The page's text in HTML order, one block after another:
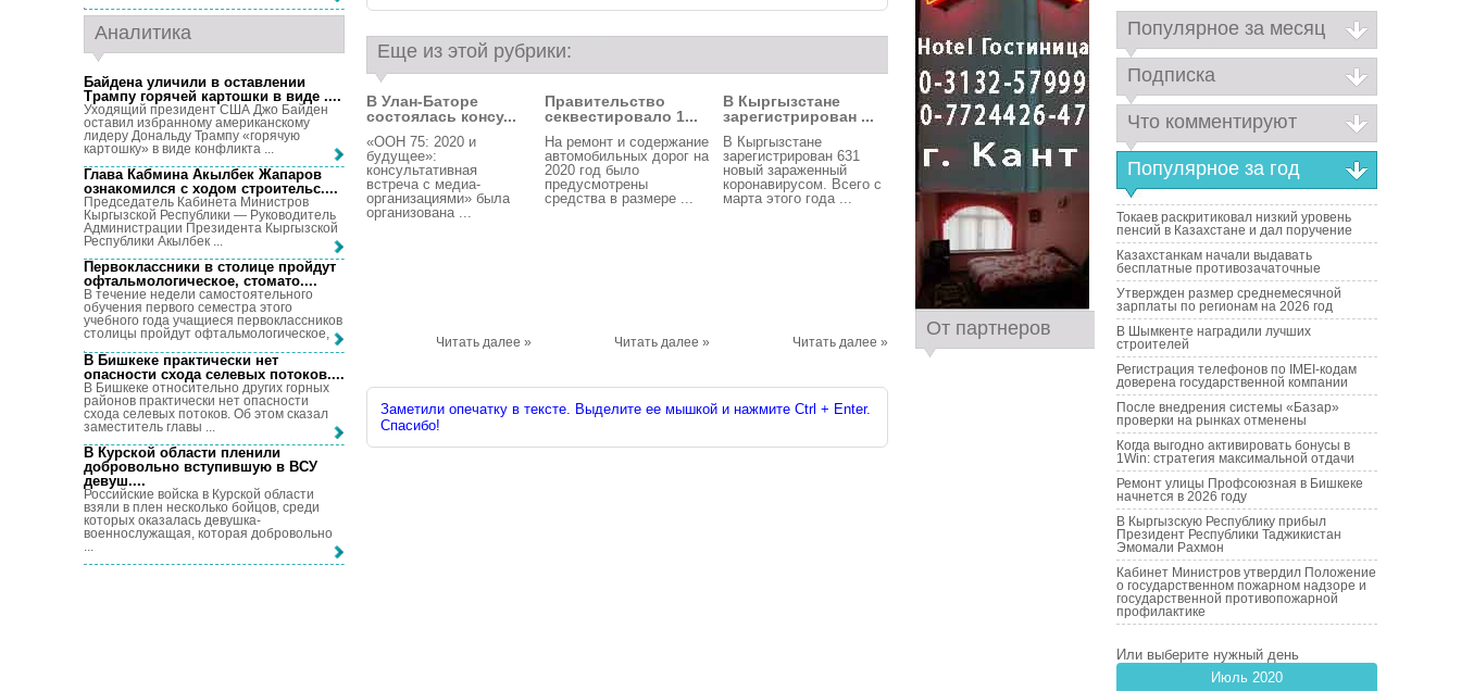
Еще из этой рубрики:
В Улан-Баторе
состоялась консу...
«ООН 75: 2020 и
будущее»:
консультативная
встреча с медиа-
организациями» была
организована ...
Читать далее »
Правительство
секвестировало 1...
На ремонт и содержание
автомобильных дорог на
2020 год было
предусмотрены
средства в размере ...
Читать далее »
В Кыргызстане
зарегистрирован ...
В Кыргызстане
зарегистрирован 631
новый зараженный
коронавирусом. Всего с
марта этого года ...
Читать далее »
Заметили опечатку в тексте. Выделите ее мышкой и нажмите Ctrl + Enter.
Спасибо!
Аналитика
Байдена уличили в оставлении
Трампу горячей картошки в виде ....
Уходящий президент США Джо Байден
оставил избранному американскому
лидеру Дональду Трампу «горячую
картошку» в виде конфликта ...
Глава Кабмина Акылбек Жапаров
ознакомился с ходом строительс....
Председатель Кабинета Министров
Кыргызской Республики — Руководитель
Администрации Президента Кыргызской
Республики Акылбек ...
Первоклассники в столице пройдут
офтальмологическое, стомато....
В течение недели самостоятельного
обучения первого семестра этого
учебного года учащиеся первоклассников
столицы пройдут офтальмологическое, ...
В Бишкеке практически нет
опасности схода селевых потоков....
В Бишкеке относительно других горных
районов практически нет опасности
схода селевых потоков. Об этом сказал
заместитель главы ...
В Курской области пленили
добровольно вступившую в ВСУ
девуш....
Российские войска в Курской области
взяли в плен несколько бойцов, среди
которых оказалась девушка-
военнослужащая, которая добровольно
...
От партнеров
Популярное за месяц
Подписка
Что комментируют
Популярное за год
Токаев раскритиковал низкий уровень
пенсий в Казахстане и дал поручение
Казахстанкам начали выдавать
бесплатные противозачаточные
Утвержден размер среднемесячной
зарплаты по регионам на 2026 год
В Шымкенте наградили лучших
строителей
Регистрация телефонов по IMEI-кодам
доверена государственной компании
После внедрения системы «Базар»
проверки на рынках отменены
Когда выгодно активировать бонусы в
1Win: стратегия максимальной отдачи
Ремонт улицы Профсоюзная в Бишкеке
начнется в 2026 году
В Кыргызскую Республику прибыл
Президент Республики Таджикистан
Эмомали Рахмон
Кабинет Министров утвердил Положение
о государственном пожарном надзоре и
государственной противопожарной
профилактике
Или выберите нужный день
Июль 2020